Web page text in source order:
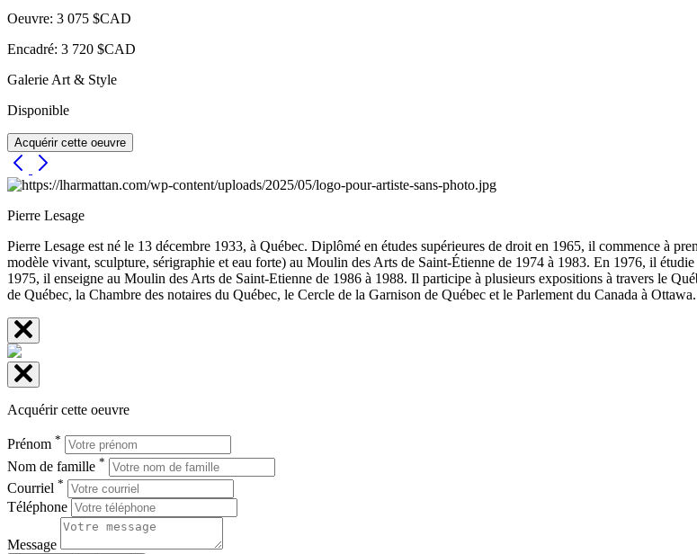
Oeuvre: 3 075 $CAD
Encadré: 3 720 $CAD
Galerie Art & Style
Disponible
Acquérir cette oeuvre
Pierre Lesage
Pierre Lesage est né le 13 décembre 1933, à Québec. Diplômé en études supérieures de droit en 1965, il commence à
modèle vivant, sculpture, sérigraphie et eau forte) au Moulin des Arts de Saint-Étienne de 1974 à 1983. En 1976, il
1975, il enseigne au Moulin des Arts de Saint-Etienne de 1986 à 1988. Il participe à plusieurs expositions à travers le
de Québec, la Chambre des notaires du Québec, le Cercle de la Garnison de Québec et le Parlement du Canada à Ottawa.
Acquérir cette oeuvre
Prénom *
Nom de famille *
Courriel *
Téléphone
Message